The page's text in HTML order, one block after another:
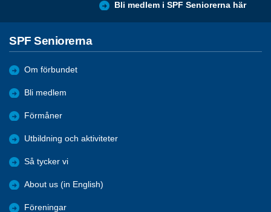
Bli medlem i SPF Seniorerna här
SPF Seniorerna
Om förbundet
Bli medlem
Förmåner
Utbildning och aktiviteter
Så tycker vi
About us (in English)
Föreningar